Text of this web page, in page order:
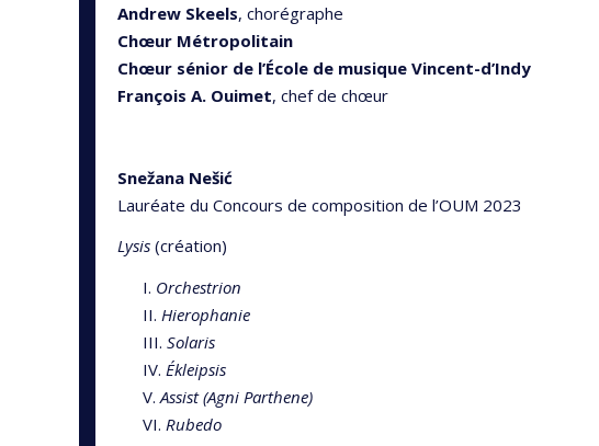
Andrew Skeels, chorégraphe
Chœur Métropolitain
Chœur sénior de l’École de musique Vincent-d’Indy
François A. Ouimet, chef de chœur
Snežana Nešić
Lauréate du Concours de composition de l’OUM 2023
Lysis (création)
I. Orchestrion
II. Hierophanie
III. Solaris
IV. Ékleipsis
V. Assist (Agni Parthene)
VI. Rubedo